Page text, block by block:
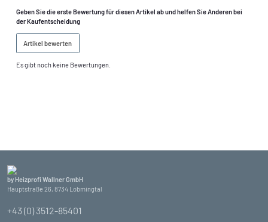
Geben Sie die erste Bewertung für diesen Artikel ab und helfen Sie Anderen bei
der Kaufentscheidung
Artikel bewerten
Es gibt noch keine Bewertungen.
by Heizprofi Wallner GmbH
Hauptstraße 26, 8734 Lobmingtal
+43 (0) 3512-85401